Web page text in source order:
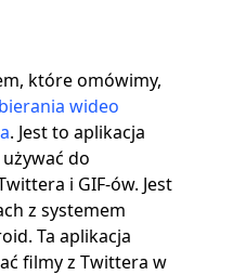
które omówimy,
wideo
. Jest to aplikacja
do
i GIF-ów. Jest
z systemem
Ta aplikacja
filmy z Twittera w